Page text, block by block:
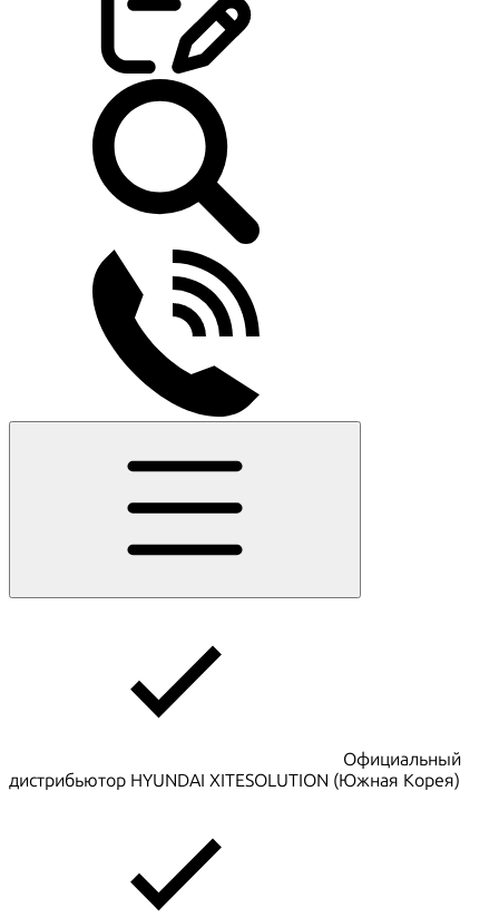
Официальный
дистрибьютор HYUNDAI XITESOLUTION (Южная Корея)